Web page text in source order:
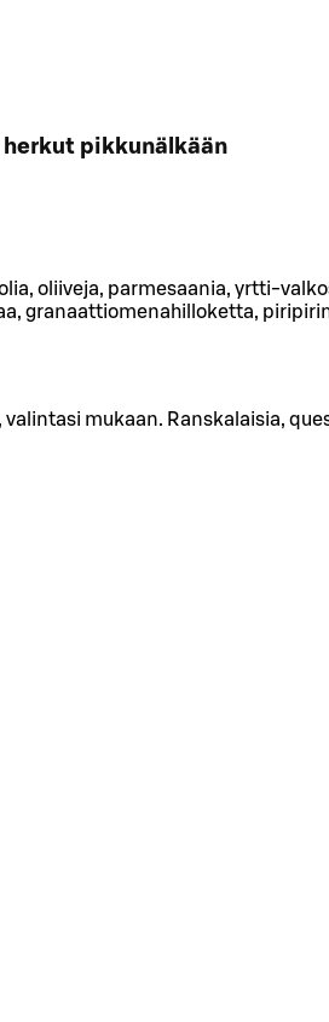
pikkunälkään
oliiveja, parmesaania, yrtti-
granaattiomenahilloketta,
mukaan. Ranskalaisia,